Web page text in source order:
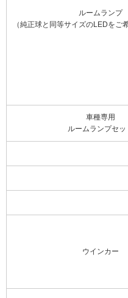
ルームランプ
（純正球と同等サイズのLEDをご
車種専用
ルームランプセッ
ウインカー